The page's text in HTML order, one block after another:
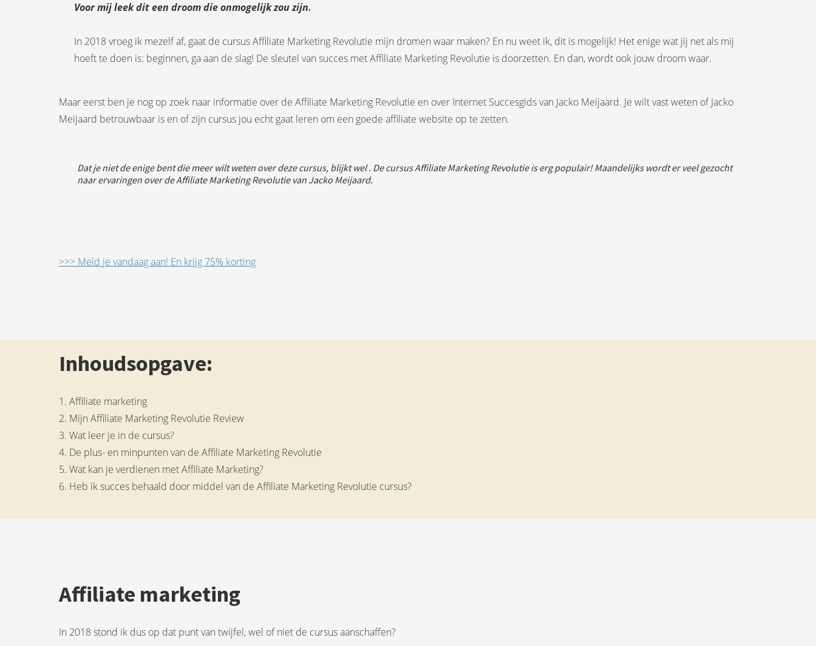
Voor mij leek dit een droom die onmogelijk zou zijn.
In 2018 vroeg ik mezelf af, gaat de cursus Affiliate Marketing Revolutie mijn dromen waar maken? En nu weet ik, dit is mogelijk! Het enige wat jij net als mij
hoeft te doen is: beginnen, ga aan de slag! De sleutel van succes met Affiliate Marketing Revolutie is doorzetten. En dan, wordt ook jouw droom waar.
Maar eerst ben je nog op zoek naar informatie over de Affiliate Marketing Revolutie en over Internet Succesgids van Jacko Meijaard. Je wilt vast weten of Jacko
Meijaard betrouwbaar is en of zijn cursus jou echt gaat leren om een goede affiliate website op te zetten.
Dat je niet de enige bent die meer wilt weten over deze cursus, blijkt wel . De cursus Affiliate Marketing Revolutie is erg populair! Maandelijks wordt er veel gezocht
naar ervaringen over de Affiliate Marketing Revolutie van Jacko Meijaard.
>>> Meld je vandaag aan! En krijg 75% korting
Inhoudsopgave:
1. Affiliate marketing
2. Mijn Affiliate Marketing Revolutie Review
3. Wat leer je in de cursus?
4. De plus- en minpunten van de Affiliate Marketing Revolutie
5. Wat kan je verdienen met Affiliate Marketing?
6. Heb ik succes behaald door middel van de Affiliate Marketing Revolutie cursus?
Affiliate marketing
In 2018 stond ik dus op dat punt van twijfel, wel of niet de cursus aanschaffen?